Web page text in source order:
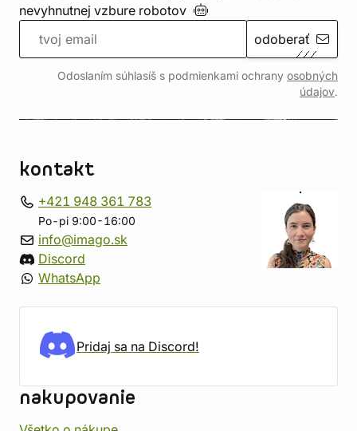
nevyhnutnej vzbure robotov
odoberať
Odoslaním súhlasíš s podmienkami ochrany osobných
údajov.
kontakt
+421 948 361 783
Po-pi 9:00-16:00
info@imago.sk
Discord
WhatsApp
Pridaj sa na Discord!
nakupovanie